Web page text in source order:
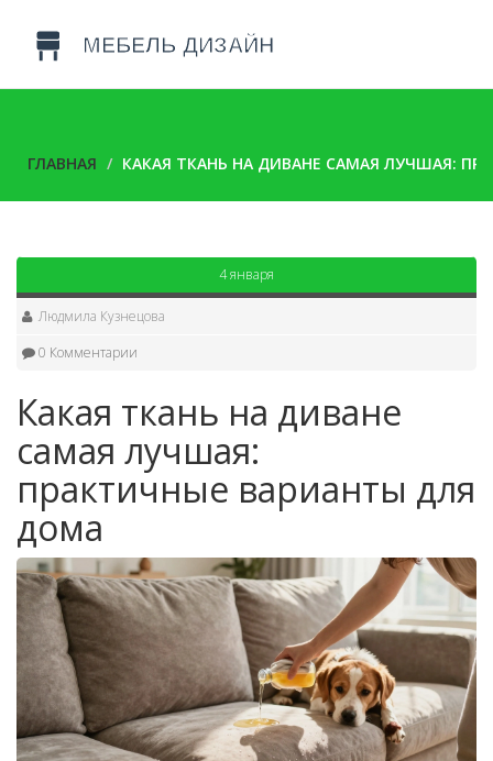
ГЛАВНАЯ КАКАЯ ТКАНЬ НА ДИВАНЕ САМАЯ ЛУЧШАЯ:
4 января
Людмила Кузнецова
0 Комментарии
Какая ткань на диване
самая лучшая:
практичные варианты для
дома